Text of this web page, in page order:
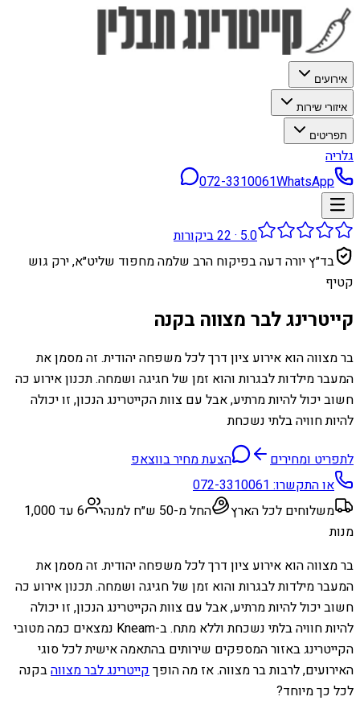
אירועים
איזורי שירות
תפריטים
גלריה
072-3310061WhatsApp
5.0
·
22ביקורות
בד״ץ יורה דעה בפיקוח הרב שלמה מחפוד שליט״א, ירק גוש
קטיף
קייטרינג לבר מצווה בקנה
בר מצווה הוא אירוע ציון דרך לכל משפחה יהודית. זה מסמן את
המעבר מילדות לבגרות והוא זמן של חגיגה ושמחה. תכנון אירוע כה
חשוב יכול להיות מרתיע, אבל עם צוות הקייטרינג הנכון, זו יכולה
להיות חוויה בלתי נשכחת
לתפריט ומחירים
הצעת מחיר בווצאפ
או התקשרו:072-3310061
משלוחים לכל הארץ
החל מ-50 ש״ח למנה
6 עד 1,000
מנות
בר מצווה הוא אירוע ציון דרך לכל משפחה יהודית. זה מסמן את
המעבר מילדות לבגרות והוא זמן של חגיגה ושמחה. תכנון אירוע כה
חשוב יכול להיות מרתיע, אבל עם צוות הקייטרינג הנכון, זו יכולה
להיות חוויה בלתי נשכחת וללא מתח. ב-Kneam נמצאים כמה מטובי
הקייטרינג באזור המספקים שירותים בהתאמה אישית לכל סוגי
האירועים, לרבות בר מצווה. אז מה הופךקייטרינג לבר מצווהבקנה
לכל כך מיוחד?